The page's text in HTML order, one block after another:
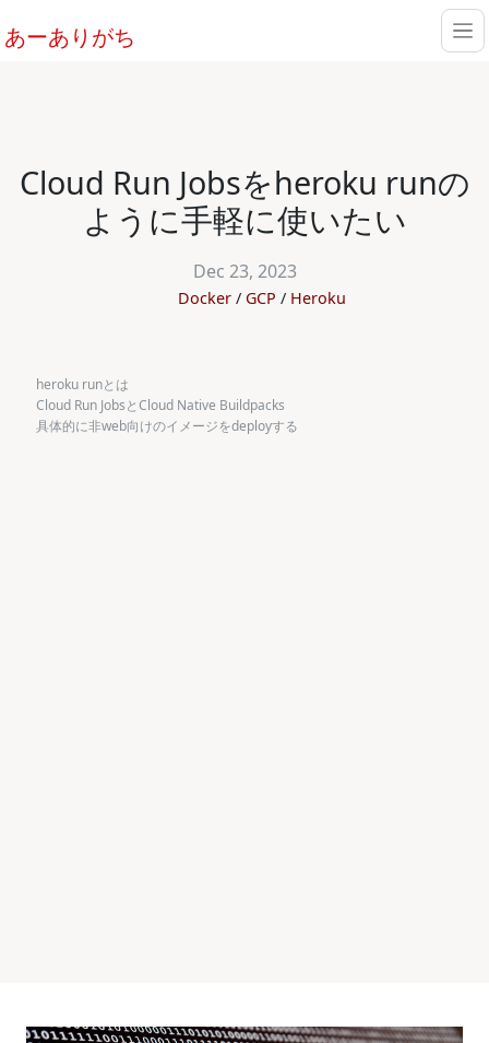
あーありがち
Cloud Run Jobsをheroku runの
ように手軽に使いたい
Dec 23, 2023
Docker GCP Heroku
heroku runとは
Cloud Run JobsとCloud Native Buildpacks
具体的に非web向けのイメージをdeployする